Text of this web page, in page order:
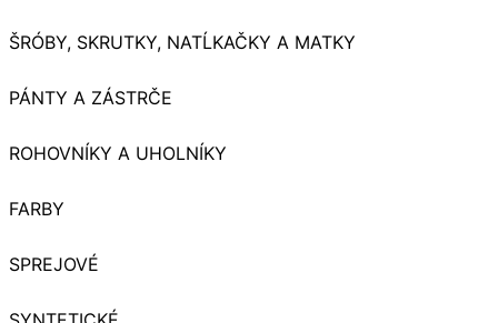
ŠRÓBY, SKRUTKY, NATĹKAČKY A MATKY
PÁNTY A ZÁSTRČE
ROHOVNÍKY A UHOLNÍKY
FARBY
SPREJOVÉ